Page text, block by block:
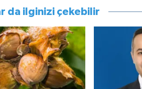
da ilginizi çekebilir